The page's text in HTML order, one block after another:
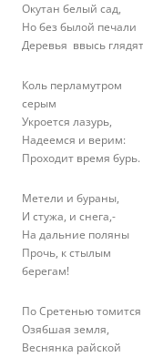
Окутан белый сад,
Но без былой печали
Деревья ввысь
Коль перламутром
серым
Укроется лазурь,
Надеемся и верим:
Проходит время бурь.
Метели и бураны,
И стужа, и снега,-
На дальние поляны
Прочь, к стылым
берегам!
По Сретенью томится
Озябшая земля,
Веснянка райской